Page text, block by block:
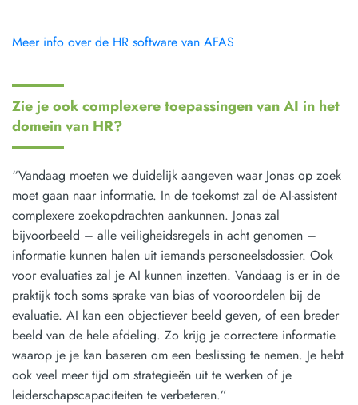
Meer info over de HR software van AFAS
Zie je ook complexere toepassingen van AI in het
domein van HR?
“Vandaag moeten we duidelijk aangeven waar Jonas op zoek
moet gaan naar informatie. In de toekomst zal de AI-assistent
complexere zoekopdrachten aankunnen. Jonas zal
bijvoorbeeld – alle veiligheidsregels in acht genomen –
informatie kunnen halen uit iemands personeelsdossier. Ook
voor evaluaties zal je AI kunnen inzetten. Vandaag is er in de
praktijk toch soms sprake van bias of vooroordelen bij de
evaluatie. AI kan een objectiever beeld geven, of een breder
beeld van de hele afdeling. Zo krijg je correctere informatie
waarop je je kan baseren om een beslissing te nemen. Je hebt
ook veel meer tijd om strategieën uit te werken of je
leiderschapscapaciteiten te verbeteren.”